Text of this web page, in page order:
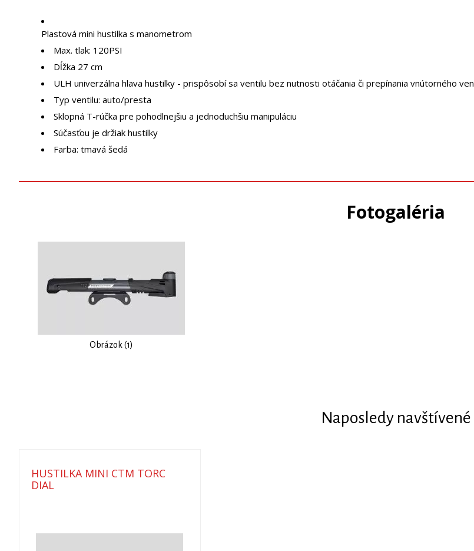
Plastová mini hustilka s manometrom
Max. tlak: 120PSI
Dĺžka 27 cm
ULH univerzálna hlava hustilky - prispôsobí sa ventilu bez nutnosti otáčania či prepínania vnútorného
Typ ventilu: auto/presta
Sklopná T-rúčka pre pohodlnejšiu a jednoduchšiu manipuláciu
Súčasťou je držiak hustilky
Farba: tmavá šedá
Fotogaléria
Obrázok (1)
Naposledy navštívené
HUSTILKA MINI CTM TORC
DIAL